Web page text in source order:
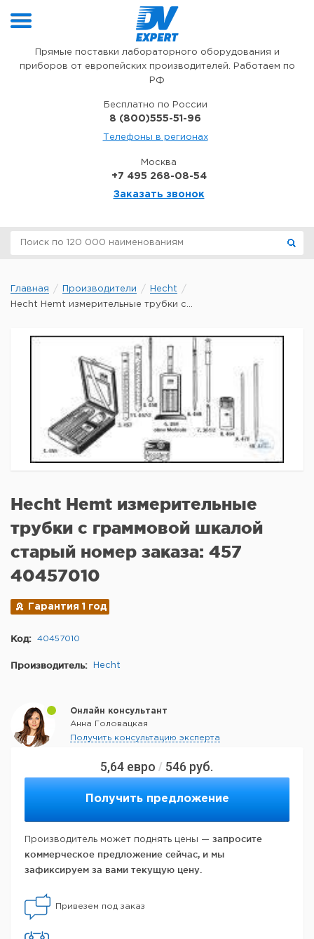
Прямые поставки лабораторного оборудования и
приборов от европейских производителей. Работаем по
РФ
Бесплатно по России
8 (800)555-51-96
Телефоны в регионах
Москва
+7 495 268-08-54
Заказать звонок
Главная Производители
Hecht
Hecht Hemt измерительные трубки с...
5,64 евро / 546 руб.
Получить предложение
Производитель может поднять цены — запросите
коммерческое предложение сейчас, и мы
зафиксируем за вами текущую цену.
Привезем под заказ
Hecht Hemt измерительные
трубки с граммовой шкалой
старый номер заказа: 457
40457010
Гарантия 1 год
Код: 40457010
Производитель: Hecht
Онлайн консультант
Анна Головацкая
Получить консультацию эксперта